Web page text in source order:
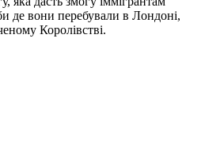
де вони перебували в Лондоні,
Королівстві.